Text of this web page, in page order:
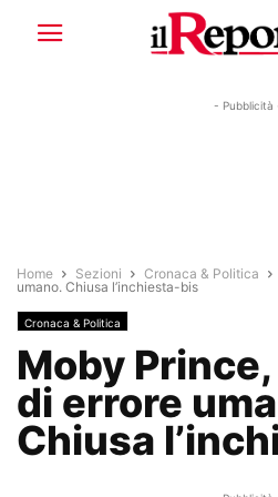
- Pubblicità
Home Sezioni Cronaca & Politica
umano. Chiusa l’inchiesta-bis
Cronaca & Politica
Moby
di errore
Chiusa